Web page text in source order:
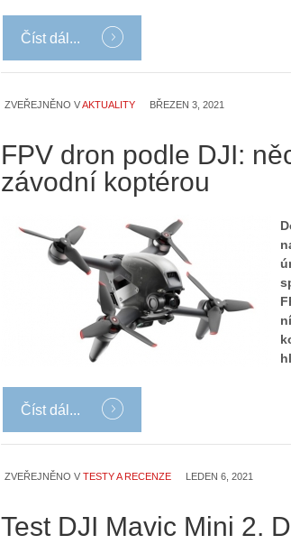
Číst dál...
ZVEŘEJNĚNO VAKTUALITY BŘEZEN 3, 2021
FPV dron podle DJI:
závodní koptérou
Číst dál...
ZVEŘEJNĚNO V TESTY A RECENZE LEDEN 6, 2021
Test DJI Mavic Mini 2.